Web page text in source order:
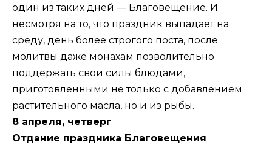
один из таких дней — Благовещение. И
несмотря на то, что праздник выпадает на
среду, день более строгого поста, после
молитвы даже монахам позволительно
поддержать свои силы блюдами,
приготовленными не только с добавлением
растительного масла, но и из рыбы.
8 апреля, четверг
Отдание праздника Благовещения